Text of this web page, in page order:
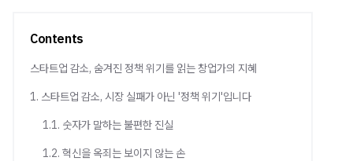
Contents
스타트업 감소, 숨겨진 정책 위기를 읽는 창업가의 지혜
1. 스타트업 감소, 시장 실패가 아닌 '정책 위기'입니다
1.1. 숫자가 말하는 불편한 진실
1.2. 혁신을 옥죄는 보이지 않는 손